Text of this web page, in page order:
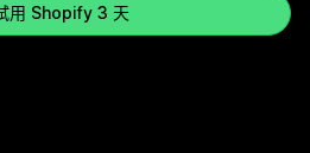
用 Shopify 3 天